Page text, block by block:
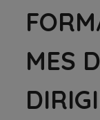
MES